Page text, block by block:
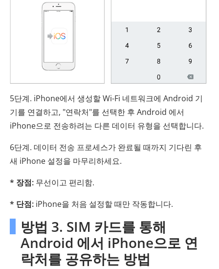
5단계. iPhone에서 생성할 Wi-Fi 네트워크에 Android 기
기를 연결하고, "연락처"를 선택한 후 Android 에서
iPhone으로 전송하려는 다른 데이터 유형을 선택합니다.
6단계. 데이터 전송 프로세스가 완료될 때까지 기다린 후
새 iPhone 설정을 마무리하세요.
* 장점: 무선이고 편리함.
* 단점: iPhone을 처음 설정할 때만 작동합니다.
방법 3. SIM 카드를 통해
Android 에서 iPhone으로 연
락처를 공유하는 방법